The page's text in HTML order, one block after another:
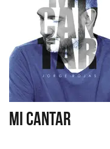
MI CANTAR